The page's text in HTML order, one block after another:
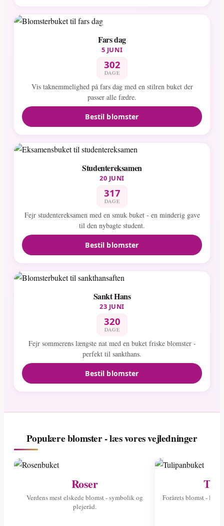
Fars dag
5 JUNI
302
DAGE
Vis taknemmelighed på fars dag med en stilren buket der
passer alle fædre.
Bestil blomster
Studentereksamen
20 JUNI
317
DAGE
Fejr studentereksamen med en smuk buket - en minderig gave
til den nybagte student.
Bestil blomster
Sankt Hans
23 JUNI
320
DAGE
Fejr sommerens længste nat med en buket friske blomster -
perfekt til sankthans.
Bestil blomster
Populære blomster - læs vores vejledninger
Roser
Verdens mest elskede blomst - symbolik og
plejeråd.
Forårets blomst - læs